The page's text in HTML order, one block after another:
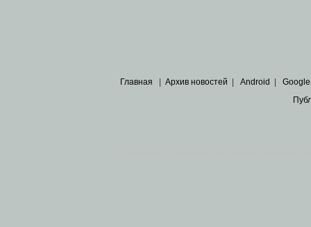
Главная Архив новостей Android Google